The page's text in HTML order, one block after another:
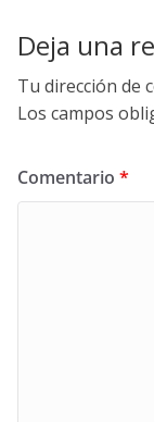
Deja una
Tu dirección de
Los campos
Comentario *